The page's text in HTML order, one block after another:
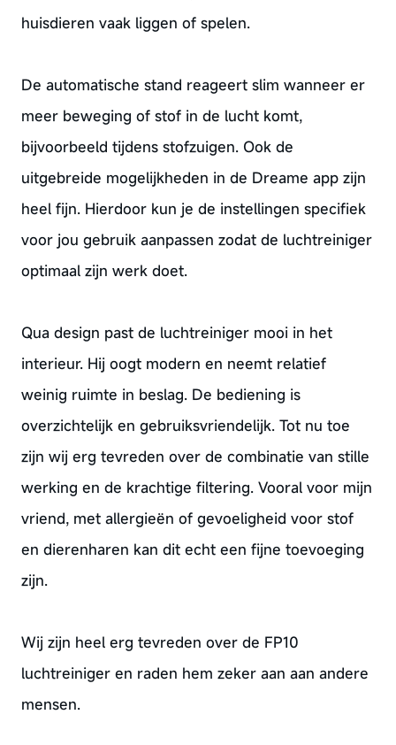
huisdieren vaak liggen of spelen.
De automatische stand reageert slim wanneer er
meer beweging of stof in de lucht komt,
bijvoorbeeld tijdens stofzuigen. Ook de
uitgebreide mogelijkheden in de Dreame app zijn
heel fijn. Hierdoor kun je de instellingen specifiek
voor jou gebruik aanpassen zodat de luchtreiniger
optimaal zijn werk doet.
Qua design past de luchtreiniger mooi in het
interieur. Hij oogt modern en neemt relatief
weinig ruimte in beslag. De bediening is
overzichtelijk en gebruiksvriendelijk. Tot nu toe
zijn wij erg tevreden over de combinatie van stille
werking en de krachtige filtering. Vooral voor mijn
vriend, met allergieën of gevoeligheid voor stof
en dierenharen kan dit echt een fijne toevoeging
zijn.
Wij zijn heel erg tevreden over de FP10
luchtreiniger en raden hem zeker aan aan andere
mensen.